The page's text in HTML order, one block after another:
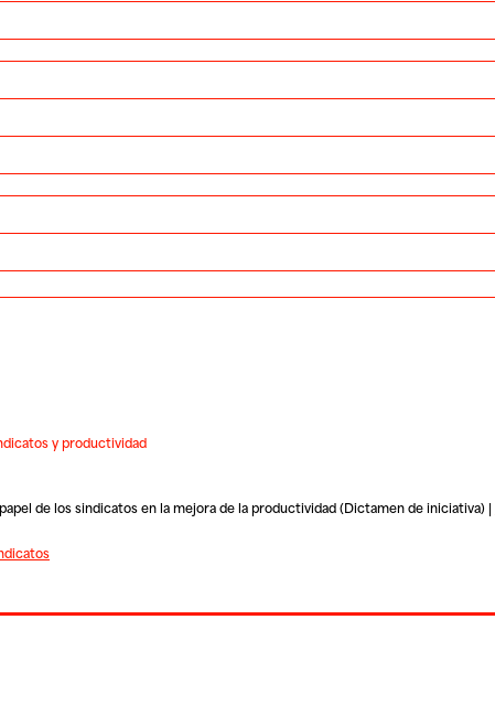
y productividad
de los sindicatos en la mejora de la productividad (Dictamen de iniciativa) |